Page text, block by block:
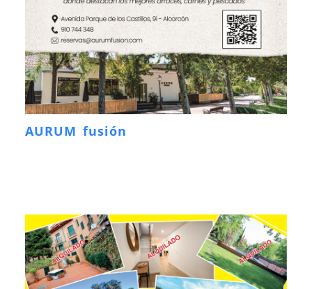
AURUM fusión